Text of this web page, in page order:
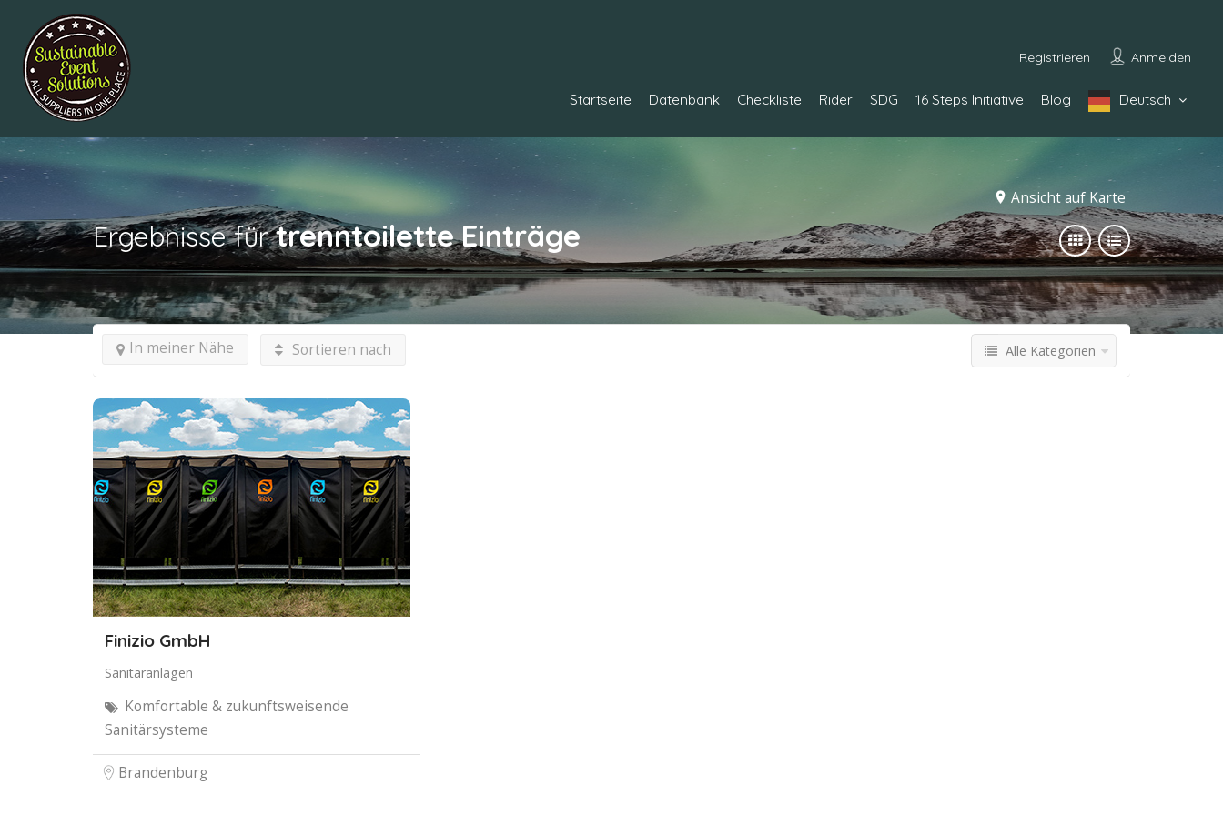
Registrieren Anmelden
Startseite Datenbank Checkliste Rider SDG 16 Steps Initiative Blog Deutsch
Ansicht auf Karte
Ergebnisse fürtrenntoiletteEinträge
In meiner Nähe Sortieren nach Alle Kategorien
Finizio GmbH
Sanitäranlagen
Komfortable & zukunftsweisende
Sanitärsysteme
Brandenburg